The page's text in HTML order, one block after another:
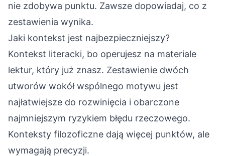
nie zdobywa punktu. Zawsze dopowiadaj, co z
zestawienia wynika.
Jaki kontekst jest najbezpieczniejszy?
Kontekst literacki, bo operujesz na materiale
lektur, który już znasz. Zestawienie dwóch
utworów wokół wspólnego motywu jest
najłatwiejsze do rozwinięcia i obarczone
najmniejszym ryzykiem błędu rzeczowego.
Konteksty filozoficzne dają więcej punktów, ale
wymagają precyzji.